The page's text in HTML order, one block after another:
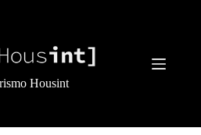
Housint